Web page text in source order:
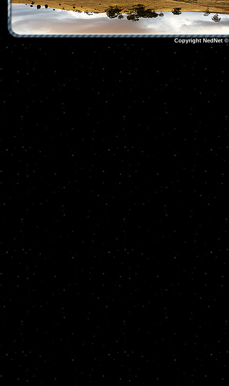
Copyright NedNet